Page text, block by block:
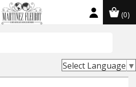
(0)
Select Language ▼